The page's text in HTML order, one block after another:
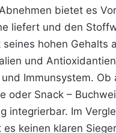
bietet es
liefert und den
hohen Gehalts
und
Immunsystem. Ob
oder Snack –
integrierbar. Im
keinen klaren